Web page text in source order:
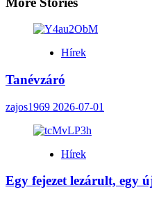
Hírek
Tanévzáró
zajos1969 2026-07-01
Hírek
Egy fejezet lezárult, egy